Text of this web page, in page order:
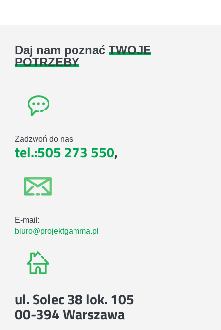
Daj nam poznać TWOJE
POTRZEBY
Zadzwoń do nas:
tel.:505 273 550,
E-mail:
biuro@projektgamma.pl
ul. Solec 38 lok. 105
00-394 Warszawa